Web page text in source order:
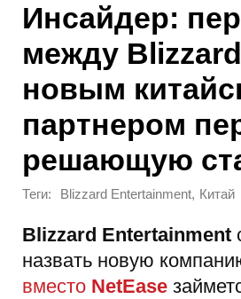
Инсайдер:
между
новым
партнером
решающую
Теги: Blizzard Entertainment, Китай
Blizzard Entertainment
назвать новую
вместо NetEase